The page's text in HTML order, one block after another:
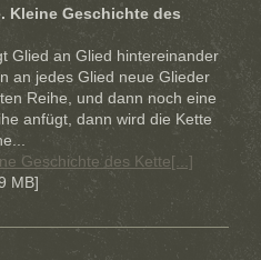
Kleine Geschichte des
Glied an Glied hintereinander
an jedes Glied neue Glieder
Reihe, und dann noch eine
anfügt, dann wird die Kette
Geschichte des Kette[...]
MB]